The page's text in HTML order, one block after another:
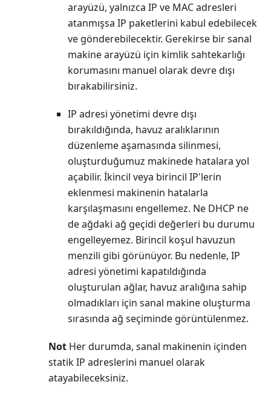
arayüzü, yalnızca IP ve MAC adresleri
atanmışsa IP paketlerini kabul edebilecek
ve gönderebilecektir. Gerekirse bir sanal
makine arayüzü için kimlik sahtekarlığı
korumasını manuel olarak devre dışı
bırakabilirsiniz.
IP adresi yönetimi devre dışı
bırakıldığında, havuz aralıklarının
düzenleme aşamasında silinmesi,
oluşturduğumuz makinede hatalara yol
açabilir. İkincil veya birincil IP'lerin
eklenmesi makinenin hatalarla
karşılaşmasını engellemez. Ne DHCP ne
de ağdaki ağ geçidi değerleri bu durumu
engelleyemez. Birincil koşul havuzun
menzili gibi görünüyor. Bu nedenle, IP
adresi yönetimi kapatıldığında
oluşturulan ağlar, havuz aralığına sahip
olmadıkları için sanal makine oluşturma
sırasında ağ seçiminde görüntülenmez.
Not Her durumda, sanal makinenin içinden
statik IP adreslerini manuel olarak
atayabileceksiniz.